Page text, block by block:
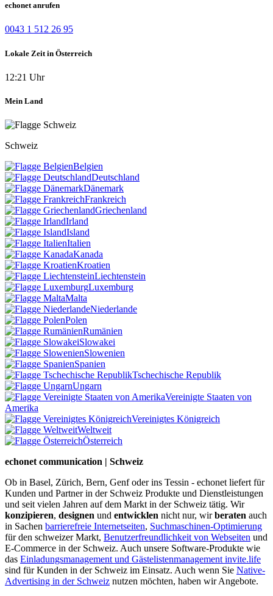
echonet anrufen
0043 1 512 26 95
Lokale Zeit in Österreich
12:21 Uhr
Mein Land
Schweiz
Belgien
Deutschland
Dänemark
Frankreich
Griechenland
Irland
Island
Italien
Kanada
Kroatien
Liechtenstein
Luxemburg
Malta
Niederlande
Polen
Rumänien
Slowakei
Slowenien
Spanien
Tschechische Republik
Ungarn
Vereinigte Staaten von
Amerika
Vereinigtes Königreich
Weltweit
Österreich
echonet communication | Schweiz
Ob in Basel, Zürich, Bern, Genf oder ins Tessin - echonet liefert für
Kunden und Partner in der Schweiz Produkte und Dienstleistungen
und seit vielen Jahren auf dem Markt in der Schweiz tätig. Wir
konzipieren, designen und entwicklen nicht nur, wirberaten auch
in Sachen barrierefreie Internetseiten, Suchmaschinen-Optimierung
für den schweizer Markt, Benutzerfreundlichkeit von Webseiten und
E-Commerce in der Schweiz. Auch unsere Software-Produkte wie
das Einladungsmanagement und Gästelistenmanagement invite.life
sind für Kunden in der Schweiz im Einsatz. Auch wenn Sie Native-
Advertising in der Schweiz nutzen möchten, haben wir Angebote.